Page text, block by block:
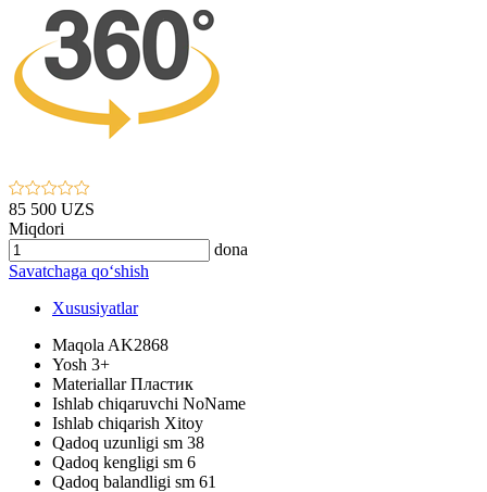
85 500 UZS
Miqdori
dona
Savatchaga qo‘shish
Xususiyatlar
Maqola AK2868
Yosh 3+
MateriallarПластик
Ishlab chiqaruvchi NoName
Ishlab chiqarish Xitoy
Qadoq uzunligi sm 38
Qadoq kengligi sm 6
Qadoq balandligi sm 61